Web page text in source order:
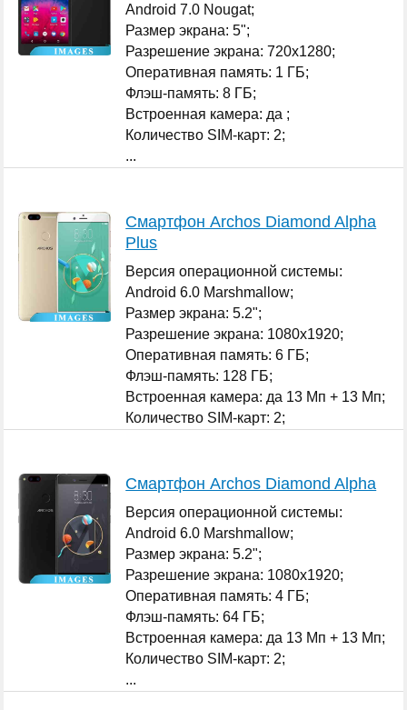
Android 7.0 Nougat;
Размер экрана: 5";
Разрешение экрана: 720x1280;
Оперативная память: 1 ГБ;
Флэш-память: 8 ГБ;
Встроенная камера: да ;
Количество SIM-карт: 2;
...
Смартфон Archos Diamond Alpha
Plus
Версия операционной системы:
Android 6.0 Marshmallow;
Размер экрана: 5.2";
Разрешение экрана: 1080x1920;
Оперативная память: 6 ГБ;
Флэш-память: 128 ГБ;
Встроенная камера: да 13 Мп + 13 Мп;
Количество SIM-карт: 2;
Смартфон Archos Diamond Alpha
Версия операционной системы:
Android 6.0 Marshmallow;
Размер экрана: 5.2";
Разрешение экрана: 1080x1920;
Оперативная память: 4 ГБ;
Флэш-память: 64 ГБ;
Встроенная камера: да 13 Мп + 13 Мп;
Количество SIM-карт: 2;
...